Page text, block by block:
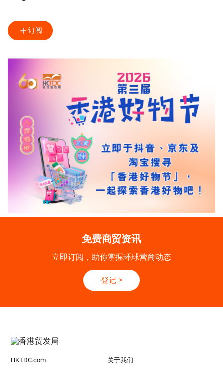
订阅
免费商贸资讯
立即订阅，助你掌握环球营商动态
登记 >
HKTDC.com 关于我们